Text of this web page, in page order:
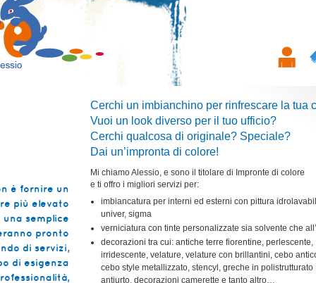
è fornire un
più elevato
semplice
pronto
di servizi,
di esigenza
Cerchi un imbianchino per rinfrescare la tua
Vuoi un look diverso per il tuo ufficio?
Cerchi qualcosa di originale? Speciale?
Dai un’impronta di colore!
Mi chiamo Alessio, e sono il titolare di Impronte di colore
e ti offro i migliori servizi per:
imbiancatura per interni ed esterni con pittura
univer, sigma
verniciatura con tinte personalizzate sia solvente che
decorazioni tra cui: antiche terre fiorentine, perlescente,
irridescente, velature, velature con brillantini, cebo
cebo style metallizzato, stencyl, greche in polistrutturato
antiurto, decorazioni camerette e tanto altro…